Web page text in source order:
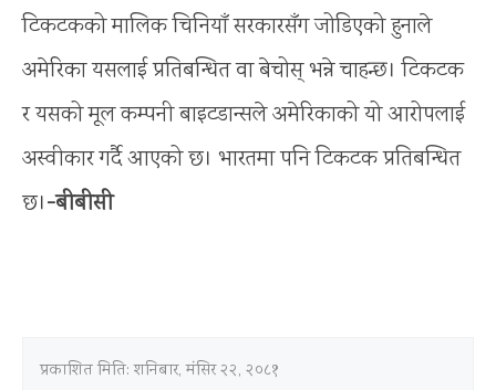
टिकटकको मालिक चिनियाँ सरकारसँग जोडिएको हुनाले
अमेरिका यसलाई प्रतिबन्धित वा बेचोस् भन्ने चाहन्छ। टिकटक
र यसको मूल कम्पनी बाइटडान्सले अमेरिकाको यो आरोपलाई
अस्वीकार गर्दै आएको छ। भारतमा पनि टिकटक प्रतिबन्धित
छ।-बीबीसी
प्रकाशित मिति:शनिबार, मंसिर २२, २०८१